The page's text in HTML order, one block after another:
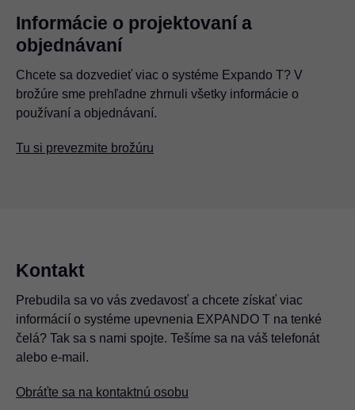
Informácie o projektovaní a
objednávaní
Chcete sa dozvedieť viac o systéme Expando T? V
brožúre sme prehľadne zhrnuli všetky informácie o
používaní a objednávaní.
Tu si prevezmite brožúru
Kontakt
Prebudila sa vo vás zvedavosť a chcete získať viac
informácií o systéme upevnenia EXPANDO T na tenké
čelá? Tak sa s nami spojte. Tešíme sa na váš telefonát
alebo e-mail.
Obráťte sa na kontaktnú osobu